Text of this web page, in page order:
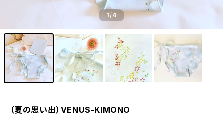
1/4
（夏の思い出）VENUS-KIMONO